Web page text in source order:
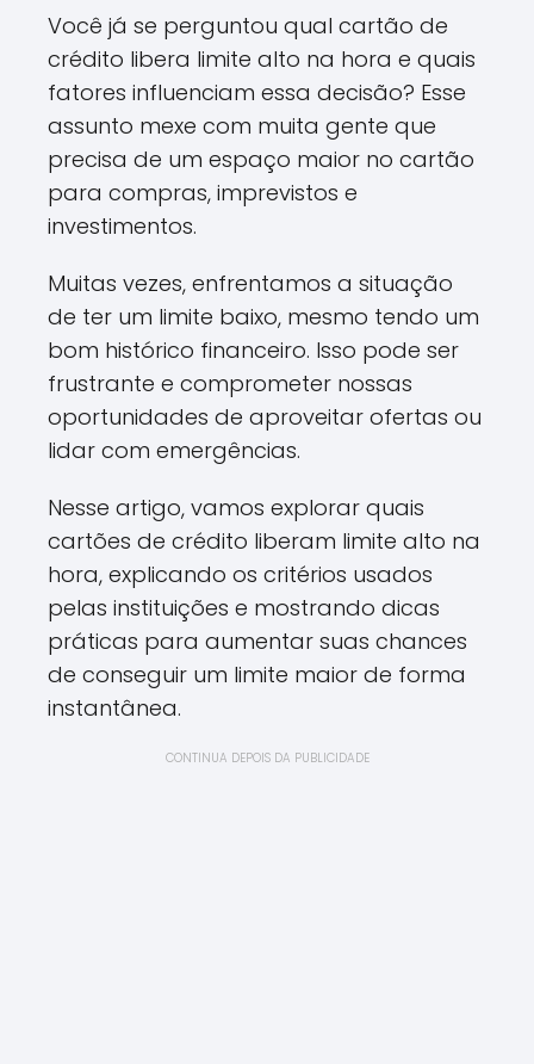
Você já se perguntou qual cartão de
crédito libera limite alto na hora e quais
fatores influenciam essa decisão? Esse
assunto mexe com muita gente que
precisa de um espaço maior no cartão
para compras, imprevistos e
investimentos.
Muitas vezes, enfrentamos a situação
de ter um limite baixo, mesmo tendo um
bom histórico financeiro. Isso pode ser
frustrante e comprometer nossas
oportunidades de aproveitar ofertas ou
lidar com emergências.
Nesse artigo, vamos explorar quais
cartões de crédito liberam limite alto na
hora, explicando os critérios usados
pelas instituições e mostrando dicas
práticas para aumentar suas chances
de conseguir um limite maior de forma
instantânea.
CONTINUA DEPOIS DA PUBLICIDADE